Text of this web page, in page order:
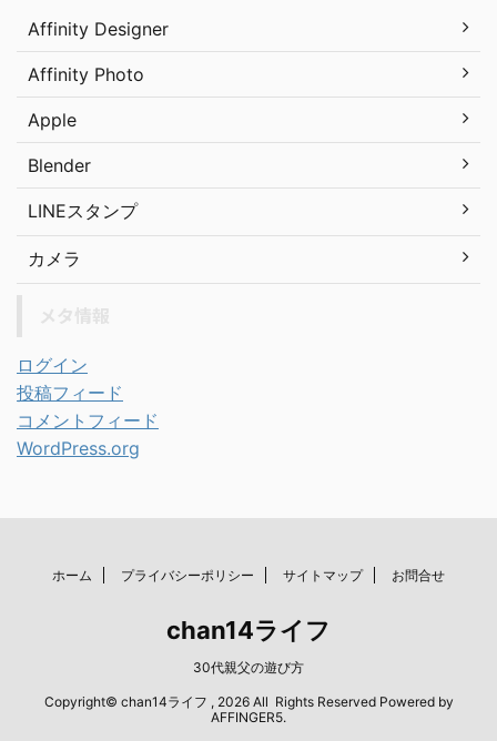
Affinity Designer
Affinity Photo
Apple
Blender
LINEスタンプ
カメラ
ログイン
投稿フィード
コメントフィード
WordPress.org
ホーム プライバシーポリシー サイトマップ お問合せ
chan14ライフ
30代親父の遊び方
Copyright© chan14ライフ , 2026 All Rights Reserved Powered by
AFFINGER5.